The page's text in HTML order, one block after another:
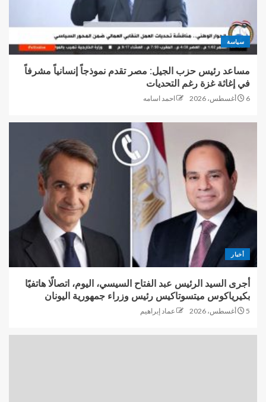
سياسة
مساعد رئيس حزب الجيل: مصر تقدم نموذجاً إنسانياً مشرفاً
في إغاثة غزة رغم التحديات
6 أغسطس، 2026 احمد اسامه
أخبار
أجرى السيد الرئيس عبد الفتاح السيسي، اليوم، اتصالًا هاتفيًا
بكيرياكوس ميتسوتاكيس رئيس وزراء جمهورية اليونان
5 أغسطس، 2026 عماد إبراهيم